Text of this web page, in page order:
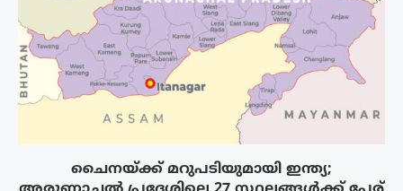
ചൈനയ്ക്ക് മറുപടിയുമായി ഇന്ത്യ;